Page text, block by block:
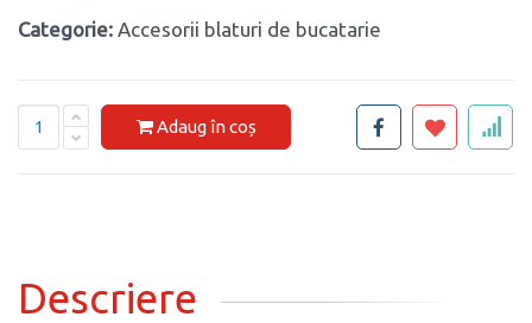
Categorie: Accesorii blaturi de bucatarie
Adaug în coș
Descriere